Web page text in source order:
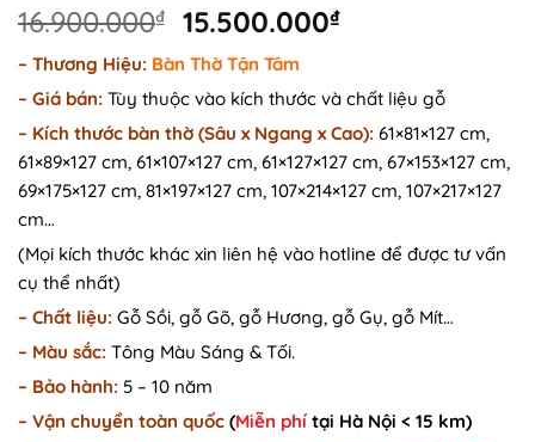
16.900.000₫
Original
price
was:
16.900.000₫.
15.500.000₫Current
15.500.000₫.
– Thương Hiệu: Bàn Thờ Tận Tâm
– Giá bán: Tùy thuộc vào kích thước và chất liệu gỗ
– Kích thước bàn thờ (Sâu x Ngang x Cao): 61×81×127 cm,
61×89×127 cm, 61×107×127 cm, 61×127×127 cm, 67×153×127 cm,
69×175×127 cm, 81×197×127 cm, 107×214×127 cm, 107×217×127
cm…
(Mọi kích thước khác xin liên hệ vào hotline để được tư vấn
cụ thể nhất)
– Chất liệu: Gỗ Sồi, gỗ Gõ, gỗ Hương, gỗ Gụ, gỗ Mít…
– Màu sắc: Tông Màu Sáng & Tối.
– Bảo hành: 5 – 10 năm
– Vận chuyển toàn quốc (Miễn phí tại Hà Nội < 15 km)